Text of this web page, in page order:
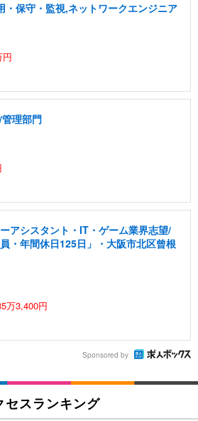
・保守・監視,ネットワークエンジニア
円
理部門
アシスタント・IT・ゲーム業界志望/
・年間休日125日」・大阪市北区曾根
万3,400円
Sponsored by
セスランキング